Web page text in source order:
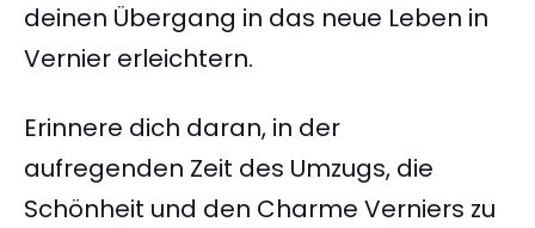
deinen Übergang in das neue Leben in
Vernier erleichtern.
Erinnere dich daran, in der
aufregenden Zeit des Umzugs, die
Schönheit und den Charme Verniers zu